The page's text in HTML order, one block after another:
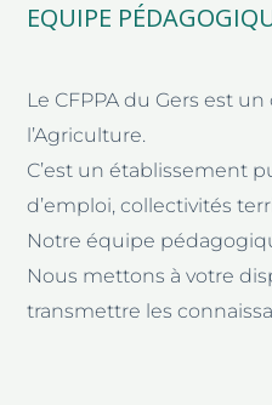
EQUIPE
Le CFPPA du Gers est
l’Agriculture.
C’est un établissement
d’emploi, collectivités
Notre équipe
Nous mettons à votre
transmettre les